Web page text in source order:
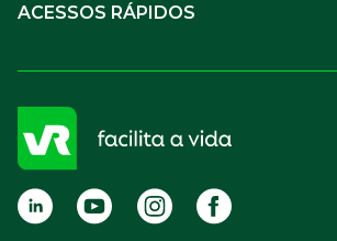
Soluções Financeiras
Compre Online
Parceiro VR
APP VR Estabelecimentos
ACESSOS RÁPIDOS
Sou empresa
FAQ
Termos de Uso